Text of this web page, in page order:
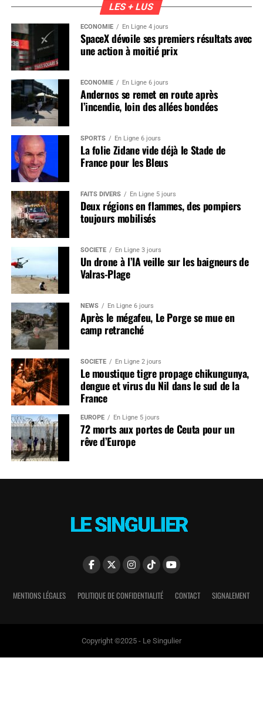
LES + LUS
ÉCONOMIE En Ligne 4 jours
SpaceX dévoile ses premiers résultats avec
une action à moitié prix
ÉCONOMIE En Ligne 6 jours
Andernos se remet en route après
l’incendie, loin des allées bondées
SPORTS En Ligne 6 jours
La folie Zidane vide déjà le Stade de
France pour les Bleus
FAITS DIVERS En Ligne 5 jours
Deux régions en flammes, des pompiers
toujours mobilisés
SOCIÉTÉ En Ligne 3 jours
Un drone à l’IA veille sur les baigneurs de
Valras-Plage
NEWS En Ligne 6 jours
Après le mégafeu, Le Porge se mue en
camp retranché
SOCIÉTÉ En Ligne 2 jours
Le moustique tigre propage chikungunya,
dengue et virus du Nil dans le sud de la
France
EUROPE En Ligne 5 jours
72 morts aux portes de Ceuta pour un
rêve d’Europe
MENTIONS LÉGALES POLITIQUE DE CONFIDENTIALITÉ CONTACT SIGNALEMENT
Copyright ©2025 - Le Singulier